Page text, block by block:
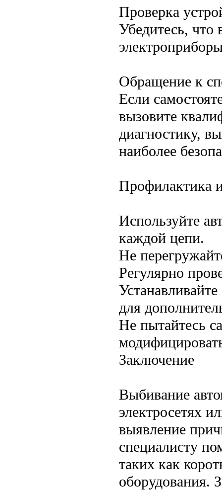
Проверка
Убедитесь, что
Обращение к
Если
вызовите
диагностику,
наиболее
Профилактика
Используйте
каждой цепи.
Не
Регулярно
для
Не пытайтесь
Заключение
Выбивание
электросетях
выявление
специалисту
таких как
оборудования.